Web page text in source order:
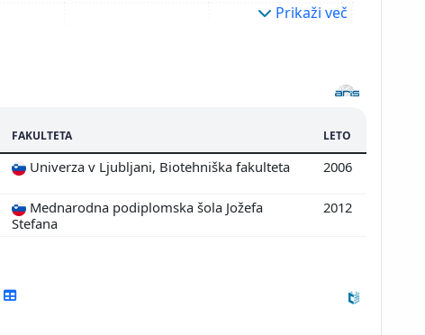
Prikaži več
FAKULTETA LETO
Univerza v Ljubljani, Biotehniška fakulteta 2006
Mednarodna podiplomska šola Jožefa
Stefana
2012